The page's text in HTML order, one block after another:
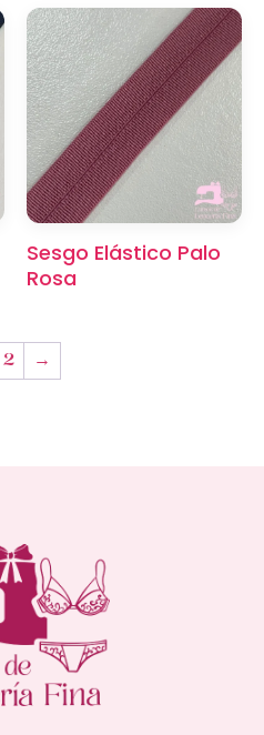
Sesgo Elástico Palo
Rosa
2 →